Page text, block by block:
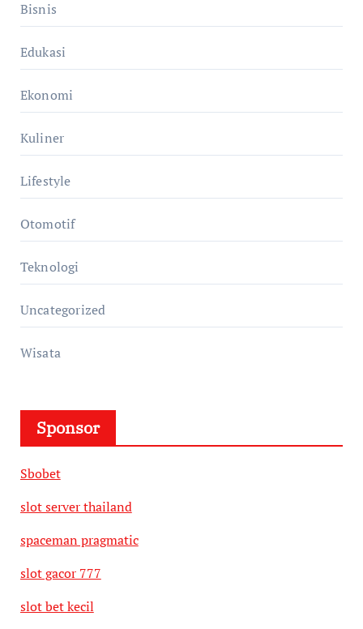
Bisnis
Edukasi
Ekonomi
Kuliner
Lifestyle
Otomotif
Teknologi
Uncategorized
Wisata
Sponsor
Sbobet
slot server thailand
spaceman pragmatic
slot gacor 777
slot bet kecil